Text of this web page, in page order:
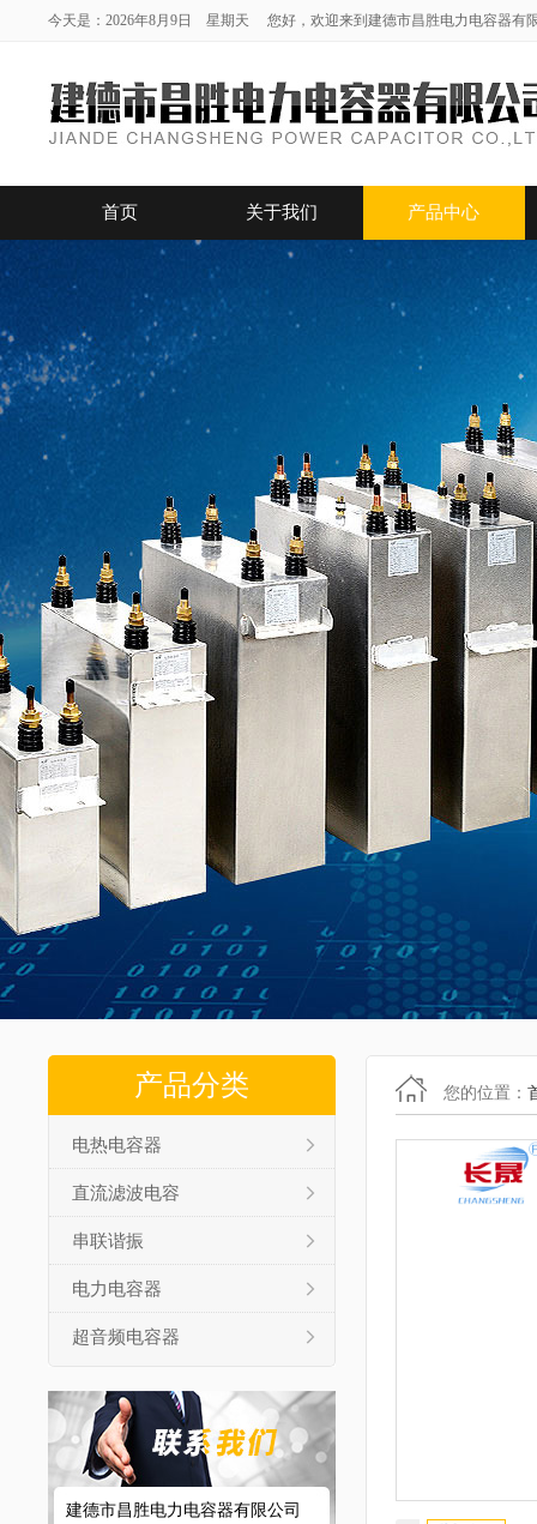
今天是：2026年8月9日 星期天 您好，欢迎来到建德市昌胜电力电容器有
首页 关于我们 产品中心
产品分类
电热电容器
直流滤波电容
串联谐振
电力电容器
超音频电容器
建德市昌胜电力电容器有限公司
您的位置：